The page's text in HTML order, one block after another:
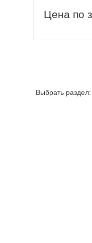
Цена по
Выбрать раздел: